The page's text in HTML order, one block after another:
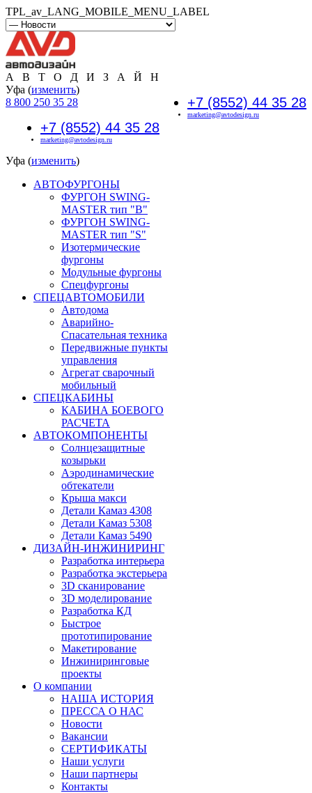
TPL_av_LANG_MOBILE_MENU_LABEL
А В Т О Д И З А Й Н
+7 (8552) 44 35 28
marketing@avtodesign.ru
Уфа (изменить)
8 800 250 35 28
+7 (8552) 44 35 28
marketing@avtodesign.ru
Уфа (изменить)
АВТОФУРГОНЫ
ФУРГОН SWING-
MASTER тип "B"
ФУРГОН SWING-
MASTER тип "S"
Изотермические
фургоны
Модульные фургоны
Спецфургоны
СПЕЦАВТОМОБИЛИ
Автодома
Аварийно-
Спасательная техника
Передвижные пункты
управления
Агрегат сварочный
мобильный
СПЕЦКАБИНЫ
КАБИНА БОЕВОГО
РАСЧЕТА
АВТОКОМПОНЕНТЫ
Солнцезащитные
козырьки
Аэродинамические
обтекатели
Крыша макси
Детали Камаз 4308
Детали Камаз 5308
Детали Камаз 5490
ДИЗАЙН-ИНЖИНИРИНГ
Разработка интерьера
Разработка экстерьера
3D сканирование
3D моделирование
Разработка КД
Быстрое
прототипирование
Макетирование
Инжиниринговые
проекты
О компании
НАША ИСТОРИЯ
ПРЕССА О НАС
Новости
Вакансии
СЕРТИФИКАТЫ
Наши услуги
Наши партнеры
Контакты